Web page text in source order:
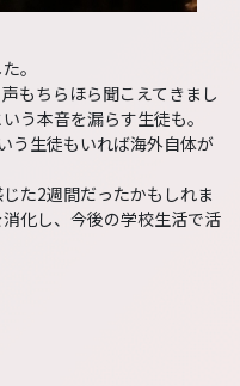
。
もちらほら聞こえてきまし
う本音を漏らす生徒も。
う生徒もいれば海外自体が
た2週間だったかもしれま
化し、今後の学校生活で活